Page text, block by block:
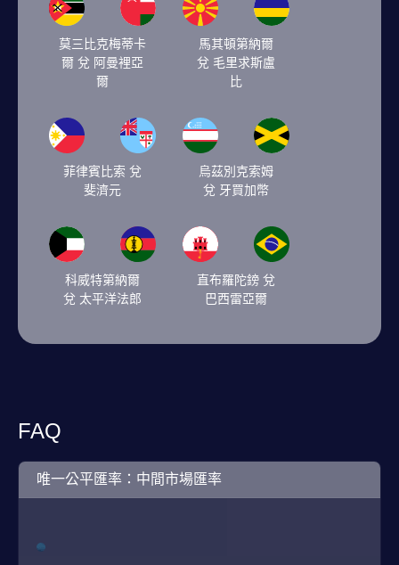
莫三比克梅蒂卡
爾 兌 阿曼裡亞
爾
馬其頓第納爾
兌 毛里求斯盧
比
菲律賓比索 兌
斐濟元
烏茲別克索姆
兌 牙買加幣
科威特第納爾
兌 太平洋法郎
直布羅陀鎊 兌
巴西雷亞爾
FAQ
唯一公平匯率：中間市場匯率